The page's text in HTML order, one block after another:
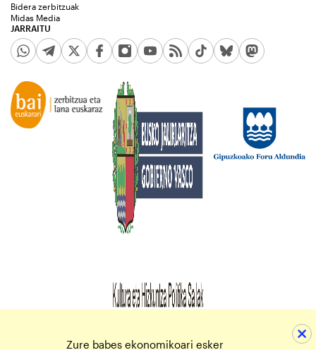
JARRAITU
Bidera zerbitzuak
Midas Media
Zure babes ekonomikoari esker